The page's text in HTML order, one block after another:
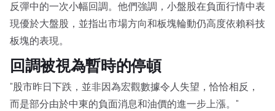
反彈中的一次小幅回調。他們強調，小盤股在負面行情中表
現優於大盤股，並指出市場方向和板塊輪動仍高度依賴科技
板塊的表現。
回調被視為暫時的停頓
"股市昨日下跌，並非因為宏觀數據令人失望，恰恰相反，
而是部分由於中東的負面消息和油價的進一步上漲。"